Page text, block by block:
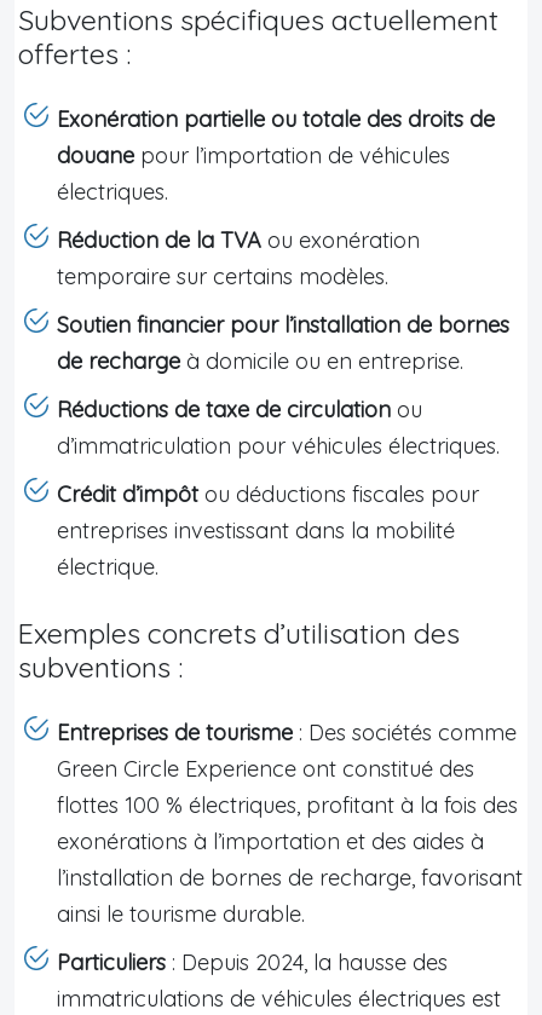
Subventions spécifiques actuellement
offertes :
Exonération partielle ou totale des droits de
douane pour l’importation de véhicules
électriques.
Réduction de la TVA ou exonération
temporaire sur certains modèles.
Soutien financier pour l’installation de bornes
de recharge à domicile ou en entreprise.
Réductions de taxe de circulation ou
d’immatriculation pour véhicules électriques.
Crédit d’impôtou déductions fiscales pour
entreprises investissant dans la mobilité
électrique.
Exemples concrets d’utilisation des
subventions :
Entreprises de tourisme : Des sociétés comme
Green Circle Experience ont constitué des
flottes 100 % électriques, profitant à la fois des
exonérations à l’importation et des aides à
l’installation de bornes de recharge, favorisant
ainsi le tourisme durable.
Particuliers : Depuis 2024, la hausse des
immatriculations de véhicules électriques est